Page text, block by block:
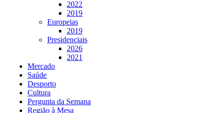
2022
2019
Europeias
2019
Presidenciais
2026
2021
Mercado
Saúde
Desporto
Cultura
Pergunta da Semana
Região à Mesa